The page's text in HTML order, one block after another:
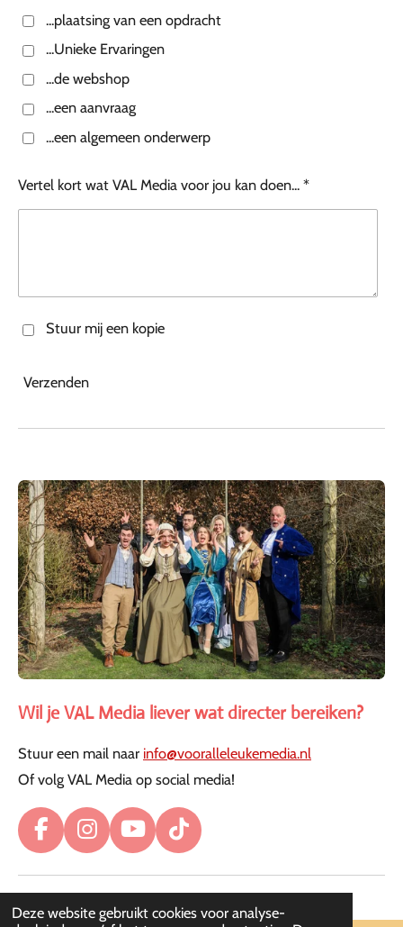
Deze website gebruikt cookies voor analyse-
...plaatsing van een opdracht
...Unieke Ervaringen
...de webshop
...een aanvraag
...een algemeen onderwerp
Vertel kort wat VAL Media voor jou kan doen... *
Stuur mij een kopie
Verzenden
Wil je VAL Media liever wat directer bereiken?
Stuur een mail naar info@vooralleleukemedia.nl
Of volg VAL Media op social media!
F
a
c
I
n
s
t
Y
o
u
T
T
i
k
T